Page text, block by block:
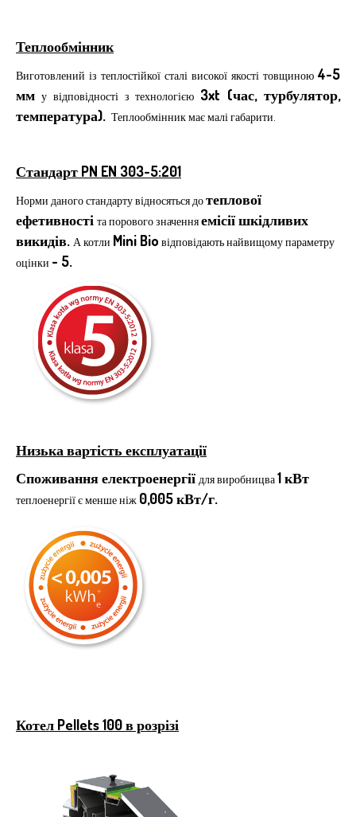
Теплообмінник
Виготовлений із теплостійкої сталі високої якості товщиною 4-5
мм у відповідності з технологією 3xt (час, турбулятор,
температура). Теплообмінник має малі габарити.
Стандарт PN EN 303-5:201
Норми даного стандарту відносяться дотеплової
ефетивності та порового значенняемісії шкідливих
викидів. А котли Mini Bio відповідають найвищому параметру
оцінки - 5.
Низька вартість експлуатації
Споживання електроенергії для виробницва1 кВт
теплоенергії є менше ніж 0,005 кВт/г.
Котел Pellets 100 в розрізі